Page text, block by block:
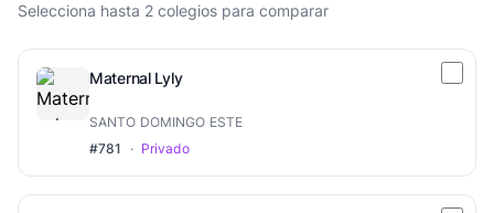
Selecciona hasta 2 colegios para comparar
Maternal Lyly
SANTO DOMINGO ESTE
#781
· Privado